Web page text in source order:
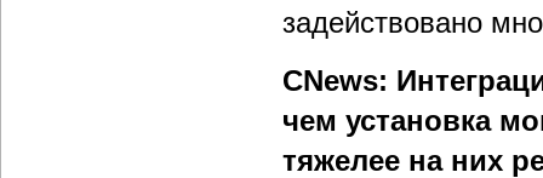
задействовано
CNews:
чем установка
тяжелее на них